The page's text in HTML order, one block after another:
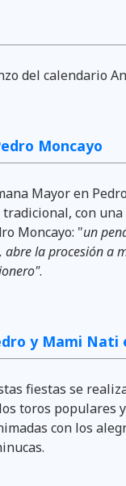
del calendario
Moncayo
Mayor en
con
Moncayo: "un
abre la procesión a
.
y Mami Nati
fiestas se
toros populares
con los